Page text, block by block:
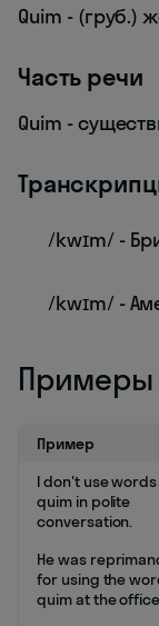
Quim - (груб.)
Часть речи
Quim -
/kwɪm/ -
/kwɪm/ -
Примеры
Пример
I don't use
quim in polite
conversation.
He was
for using the
quim at the